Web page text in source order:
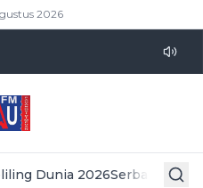
2026
Dunia 2026Serba Serbi